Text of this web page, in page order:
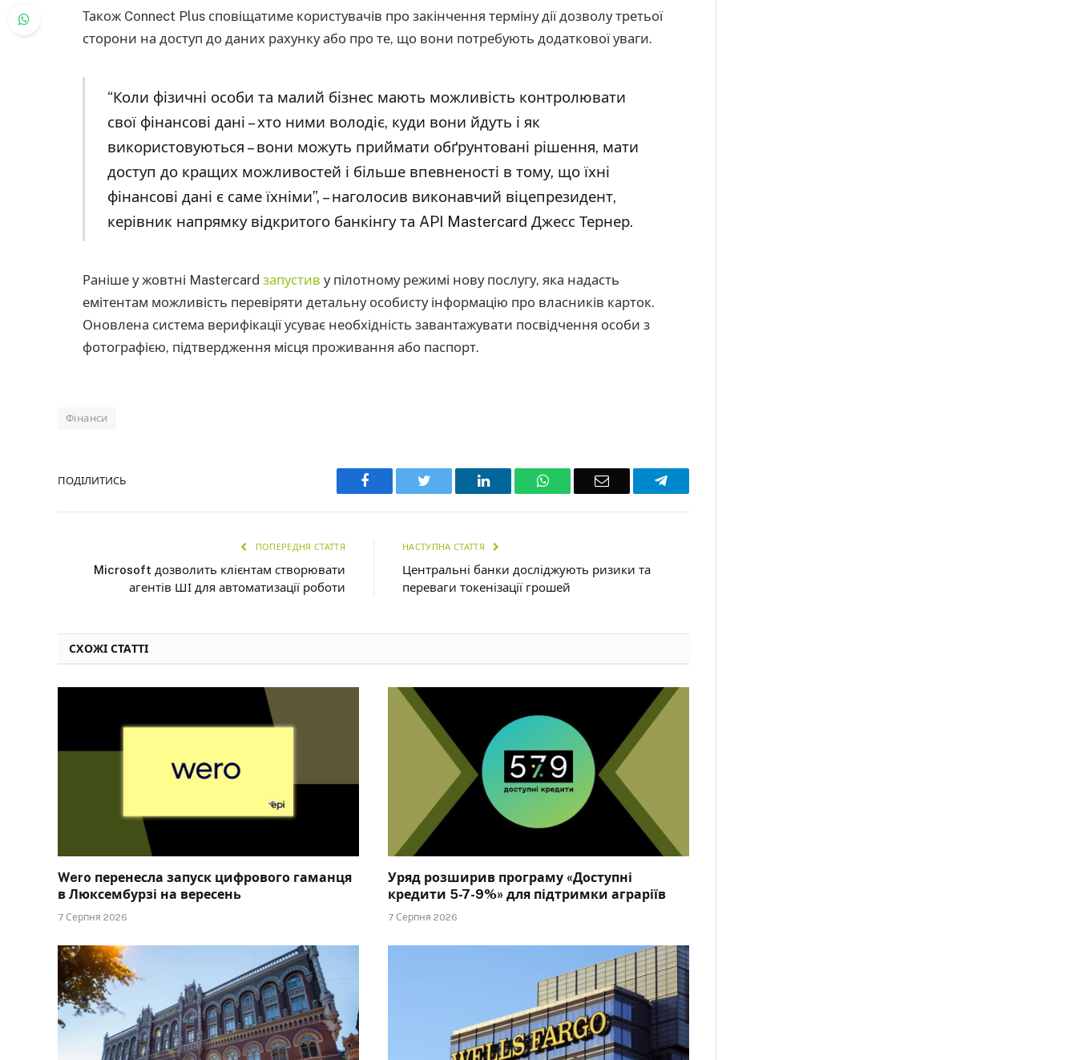
Також Connect Plus сповіщатиме користувачів про закінчення терміну дії дозволу третьої
сторони на доступ до даних рахунку або про те, що вони потребують додаткової уваги.
“Коли фізичні особи та малий бізнес мають можливість контролювати
свої фінансові дані – хто ними володіє, куди вони йдуть і як
використовуються – вони можуть приймати обґрунтовані рішення, мати
доступ до кращих можливостей і більше впевненості в тому, що їхні
фінансові дані є саме їхніми”, – наголосив виконавчий віцепрезидент,
керівник напрямку відкритого банкінгу та API Mastercard Джесс Тернер.
Раніше у жовтні Mastercard запустив у пілотному режимі нову послугу, яка надасть
емітентам можливість перевіряти детальну особисту інформацію про власників карток.
Оновлена система верифікації усуває необхідність завантажувати посвідчення особи з
фотографією, підтвердження місця проживання або паспорт.
Фінанси
ПОДІЛИТИСЬ Facebook Twitter LinkedIn WhatsAppEmail Telegram
ПОПЕРЕДНЯ СТАТТЯ
Microsoft дозволить клієнтам створювати
агентів ШІ для автоматизації роботи
НАСТУПНА СТАТТЯ
Центральні банки досліджують ризики та
переваги токенізації грошей
СХОЖІ СТАТТІ
Wero перенесла запуск цифрового гаманця
в Люксембурзі на вересень
7 Серпня 2026
Уряд розширив програму «Доступні
кредити 5-7-9%» для підтримки аграріїв
7 Серпня 2026